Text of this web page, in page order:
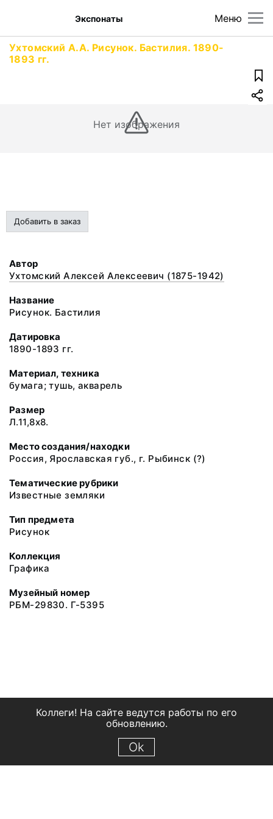
Меню
Экспонаты
Ухтомский А.А. Рисунок. Бастилия. 1890-
1893 гг.
Нет изображения
Добавить в заказ
Автор
Ухтомский Алексей Алексеевич (1875-1942)
Название
Рисунок. Бастилия
Датировка
1890-1893 гг.
Материал, техника
бумага; тушь, акварель
Размер
Л.11,8x8.
Место создания/находки
Россия, Ярославская губ., г. Рыбинск (?)
Тематические рубрики
Известные земляки
Тип предмета
Рисунок
Коллекция
Графика
Музейный номер
РБМ-29830. Г-5395
Коллеги! На сайте ведутся работы по его
обновлению.
Ok